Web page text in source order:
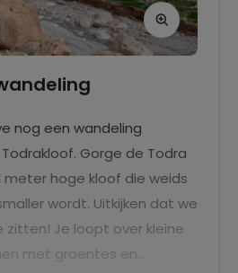
nog een wandeling
Gorge de Todra
meter hoge kloof die weids
wordt. Uitkijken dat we
Je loopt over kleine
met groentes en